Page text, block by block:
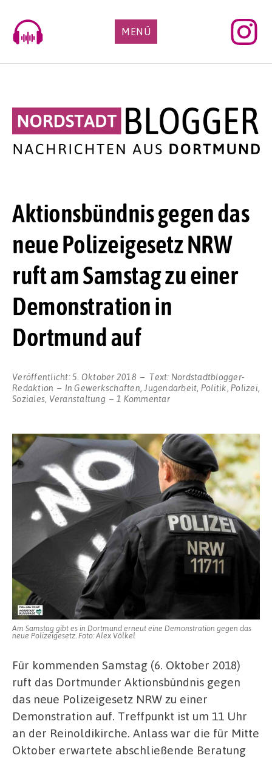
content
MENÜ
Aktionsbündnis gegen das
neue Polizeigesetz NRW
ruft am Samstag zu einer
Demonstration in
Dortmund auf
Veröffentlicht:5. Oktober 2018 Text: Nordstadtblogger-
Redaktion
InGewerkschaften, Jugendarbeit, Politik, Polizei,
Soziales, Veranstaltung 1 Kommentarzu
neue
Polizeigesetz
NRW
ruft
am
Samstag
zu
einer
Demonstration
in
Dortmund
Am Samstag gibt es in Dortmund erneut eine Demonstration gegen das
neue Polizeigesetz. Foto: Alex Völkel
Für kommenden Samstag (6. Oktober 2018)
ruft das Dortmunder Aktionsbündnis gegen
das neue Polizeigesetz NRW zu einer
Demonstration auf. Treffpunkt ist um 11 Uhr
an der Reinoldikirche. Anlass war die für Mitte
Oktober erwartete abschließende Beratung